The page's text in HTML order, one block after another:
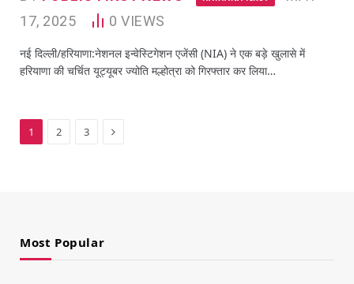
17, 2025
0 VIEWS
नई दिल्ली/हरियाणा:नेशनल इन्वेस्टिगेशन एजेंसी (NIA) ने एक बड़े खुलासे में
हरियाणा की चर्चित यूट्यूबर ज्योति मल्होत्रा को गिरफ्तार कर लिया…
1 2 3 Next
Most Popular